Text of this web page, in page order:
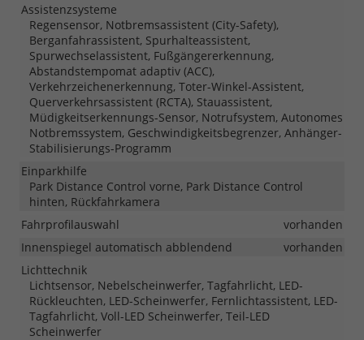
Assistenzsysteme
Regensensor, Notbremsassistent (City-Safety),
Berganfahrassistent, Spurhalteassistent,
Spurwechselassistent, Fußgängererkennung,
Abstandstempomat adaptiv (ACC),
Verkehrzeichenerkennung, Toter-Winkel-Assistent,
Querverkehrsassistent (RCTA), Stauassistent,
Müdigkeitserkennungs-Sensor, Notrufsystem, Autonomes
Notbremssystem, Geschwindigkeitsbegrenzer, Anhänger-
Stabilisierungs-Programm
Einparkhilfe
Park Distance Control vorne, Park Distance Control
hinten, Rückfahrkamera
Fahrprofilauswahl
vorhanden
Innenspiegel automatisch abblendend
vorhanden
Lichttechnik
Lichtsensor, Nebelscheinwerfer, Tagfahrlicht, LED-
Rückleuchten, LED-Scheinwerfer, Fernlichtassistent, LED-
Tagfahrlicht, Voll-LED Scheinwerfer, Teil-LED
Scheinwerfer